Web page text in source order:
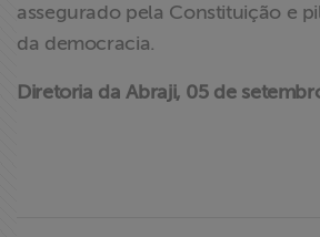
assegurado pela Constituição e
da democracia.
Diretoria da Abraji, 05 de